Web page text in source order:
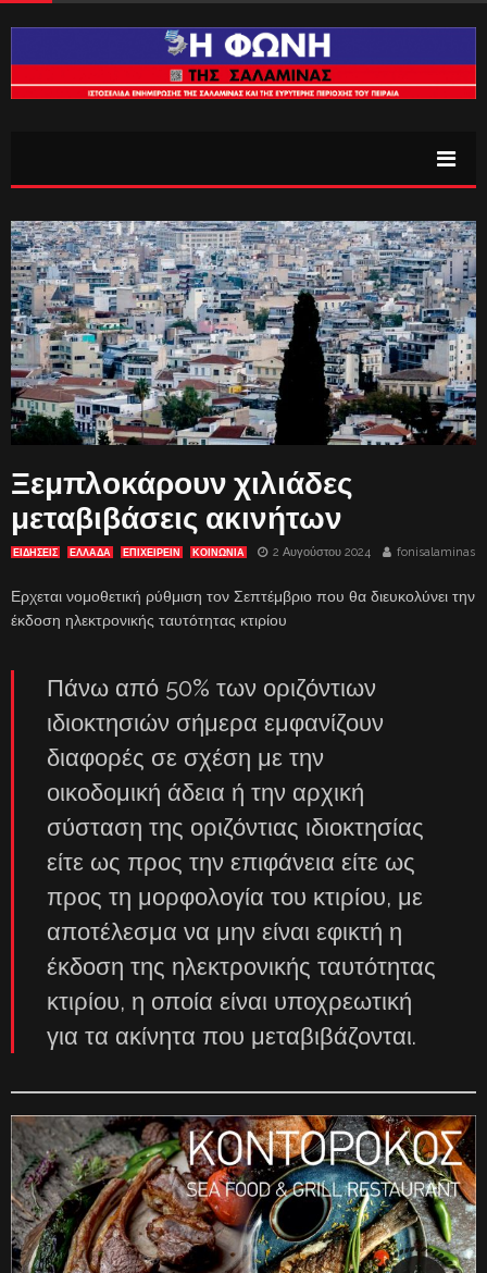
Ξεμπλοκάρουν χιλιάδες
μεταβιβάσεις ακινήτων
ΕΙΔΗΣΕΙΣ ΕΛΛΑΔΑ ΕΠΙΧΕΙΡΕΙΝ ΚΟΙΝΩΝΙΑ 2 Αυγούστου 2024 fonisalaminas
Ερχεται νομοθετική ρύθμιση τον Σεπτέμβριο που θα διευκολύνει την
έκδοση ηλεκτρονικής ταυτότητας κτιρίου
Πάνω από 50% των οριζόντιων
ιδιοκτησιών σήμερα εμφανίζουν
διαφορές σε σχέση με την
οικοδομική άδεια ή την αρχική
σύσταση της οριζόντιας ιδιοκτησίας
είτε ως προς την επιφάνεια είτε ως
προς τη μορφολογία του κτιρίου, με
αποτέλεσμα να μην είναι εφικτή η
έκδοση της ηλεκτρονικής ταυτότητας
κτιρίου, η οποία είναι υποχρεωτική
για τα ακίνητα που μεταβιβάζονται.